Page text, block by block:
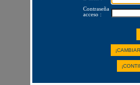
Contraseña
acceso :